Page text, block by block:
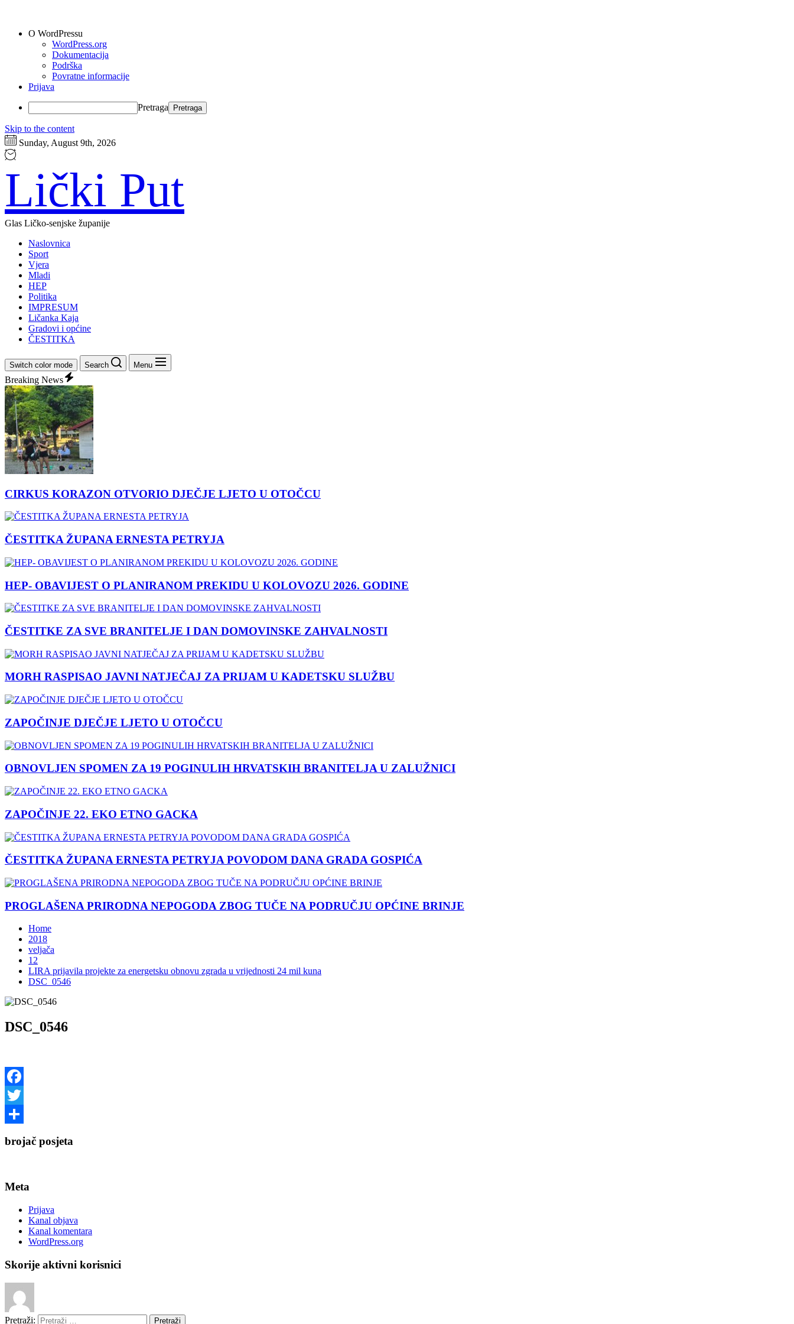
O WordPressu
WordPress.org
Dokumentacija
Podrška
Povratne informacije
Prijava
Pretraga
Skip to the content
Sunday, August 9th, 2026
Lički Put
Glas Ličko-senjske županije
Naslovnica
Sport
Vjera
Mladi
HEP
Politika
IMPRESUM
Ličanka Kaja
Gradovi i općine
ČESTITKA
Switch color mode Search Menu
Breaking News
CIRKUS KORAZON OTVORIO DJEČJE LJETO U OTOČCU
ČESTITKA ŽUPANA ERNESTA PETRYJA
HEP- OBAVIJEST O PLANIRANOM PREKIDU U KOLOVOZU 2026. GODINE
ČESTITKE ZA SVE BRANITELJE I DAN DOMOVINSKE ZAHVALNOSTI
MORH RASPISAO JAVNI NATJEČAJ ZA PRIJAM U KADETSKU SLUŽBU
ZAPOČINJE DJEČJE LJETO U OTOČCU
OBNOVLJEN SPOMEN ZA 19 POGINULIH HRVATSKIH BRANITELJA U ZALUŽNICI
ZAPOČINJE 22. EKO ETNO GACKA
ČESTITKA ŽUPANA ERNESTA PETRYJA POVODOM DANA GRADA GOSPIĆA
PROGLAŠENA PRIRODNA NEPOGODA ZBOG TUČE NA PODRUČJU OPĆINE BRINJE
Home
2018
veljača
12
LIRA prijavila projekte za energetsku obnovu zgrada u vrijednosti 24 mil kuna
DSC_0546
DSC_0546
Facebook
Twitter
brojač posjeta
Meta
Prijava
Kanal objava
Kanal komentara
WordPress.org
Skorije aktivni korisnici
Pretraži: